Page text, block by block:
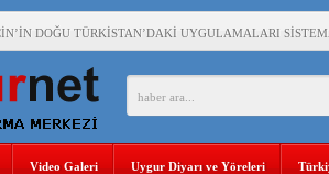
DOĞU TÜRKİSTAN’DAKİ UYGULAMALARI
DİYANET AKADEMİSİ BAŞKANI DOÇ.DR.KAAN : DOĞU
UYGUR POLİTİKALARINI ÖVEN DİYANET
Video Galeri Uygur Diyarı ve Yöreleri